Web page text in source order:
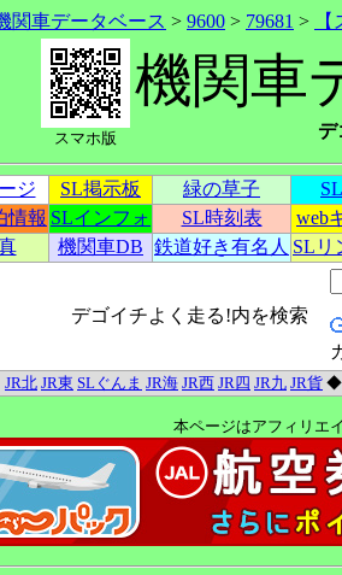
関車データベース > 9600 > 79681 >
スマホ版
機関車
デ
ジ SL掲示板 緑の草子
情報 SLインフォ SL時刻表
web
機関車DB 鉄道好き有名人 SLリ
デゴイチよく走る!内を検索
JR北 JR東 SLぐんま JR海 JR西 JR四 JR九 JR貨
本ページはアフィリエ